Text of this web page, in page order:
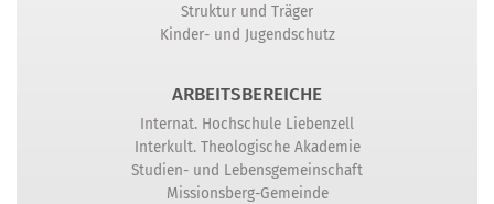
Struktur und Träger
Kinder- und Jugendschutz
ARBEITSBEREICHE
Internat. Hochschule Liebenzell
Interkult. Theologische Akademie
Studien- und Lebensgemeinschaft
Missionsberg-Gemeinde